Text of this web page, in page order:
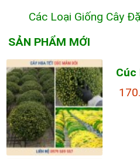
Các Loại Giống Cây
SẢN PHẨM MỚI
Cúc